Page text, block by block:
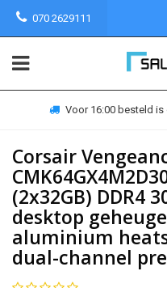
070 2629111
Voor 16:00 besteld
Corsair
(2x32GB) DDR4
desktop
aluminium
dual-channel